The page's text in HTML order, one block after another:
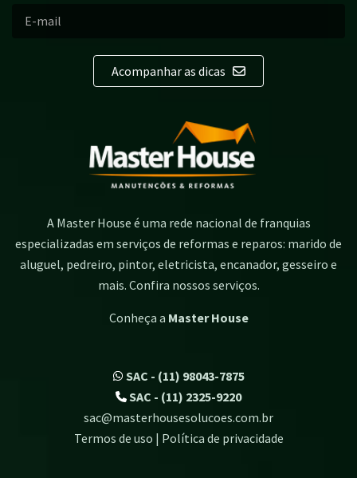
Acompanhar as dicas
A Master House é uma rede nacional de franquias
especializadas em serviços de reformas e reparos: marido de
aluguel, pedreiro, pintor, eletricista, encanador, gesseiro e
mais. Confira nossos serviços.
Conheça a Master House
SAC - (11) 98043-7875
SAC - (11) 2325-9220
sac@masterhousesolucoes.com.br
Termos de uso | Política de privacidade